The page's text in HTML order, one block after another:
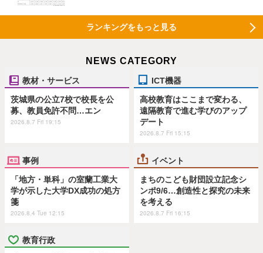
ランキングをもっと見る
NEWS CATEGORY
教材・サービス
茨城県の公立7校で校長を公
募、教員免許不問…エン
2026.8.7 Fri 19:15
ICT機器
高校教育はここまで変わる、
遠隔教育で進む学びのアップ
デート
2026.8.7 Fri 15:15
事例
「地方・単科」の室蘭工業大
学が示した大学DX成功の処方
箋
2026.8.4 Tue 12:15
イベント
まちのこども財団設立記念シ
ンポ9/6…創造性と探究の未来
を考える
2026.8.7 Fri 16:15
教育行政